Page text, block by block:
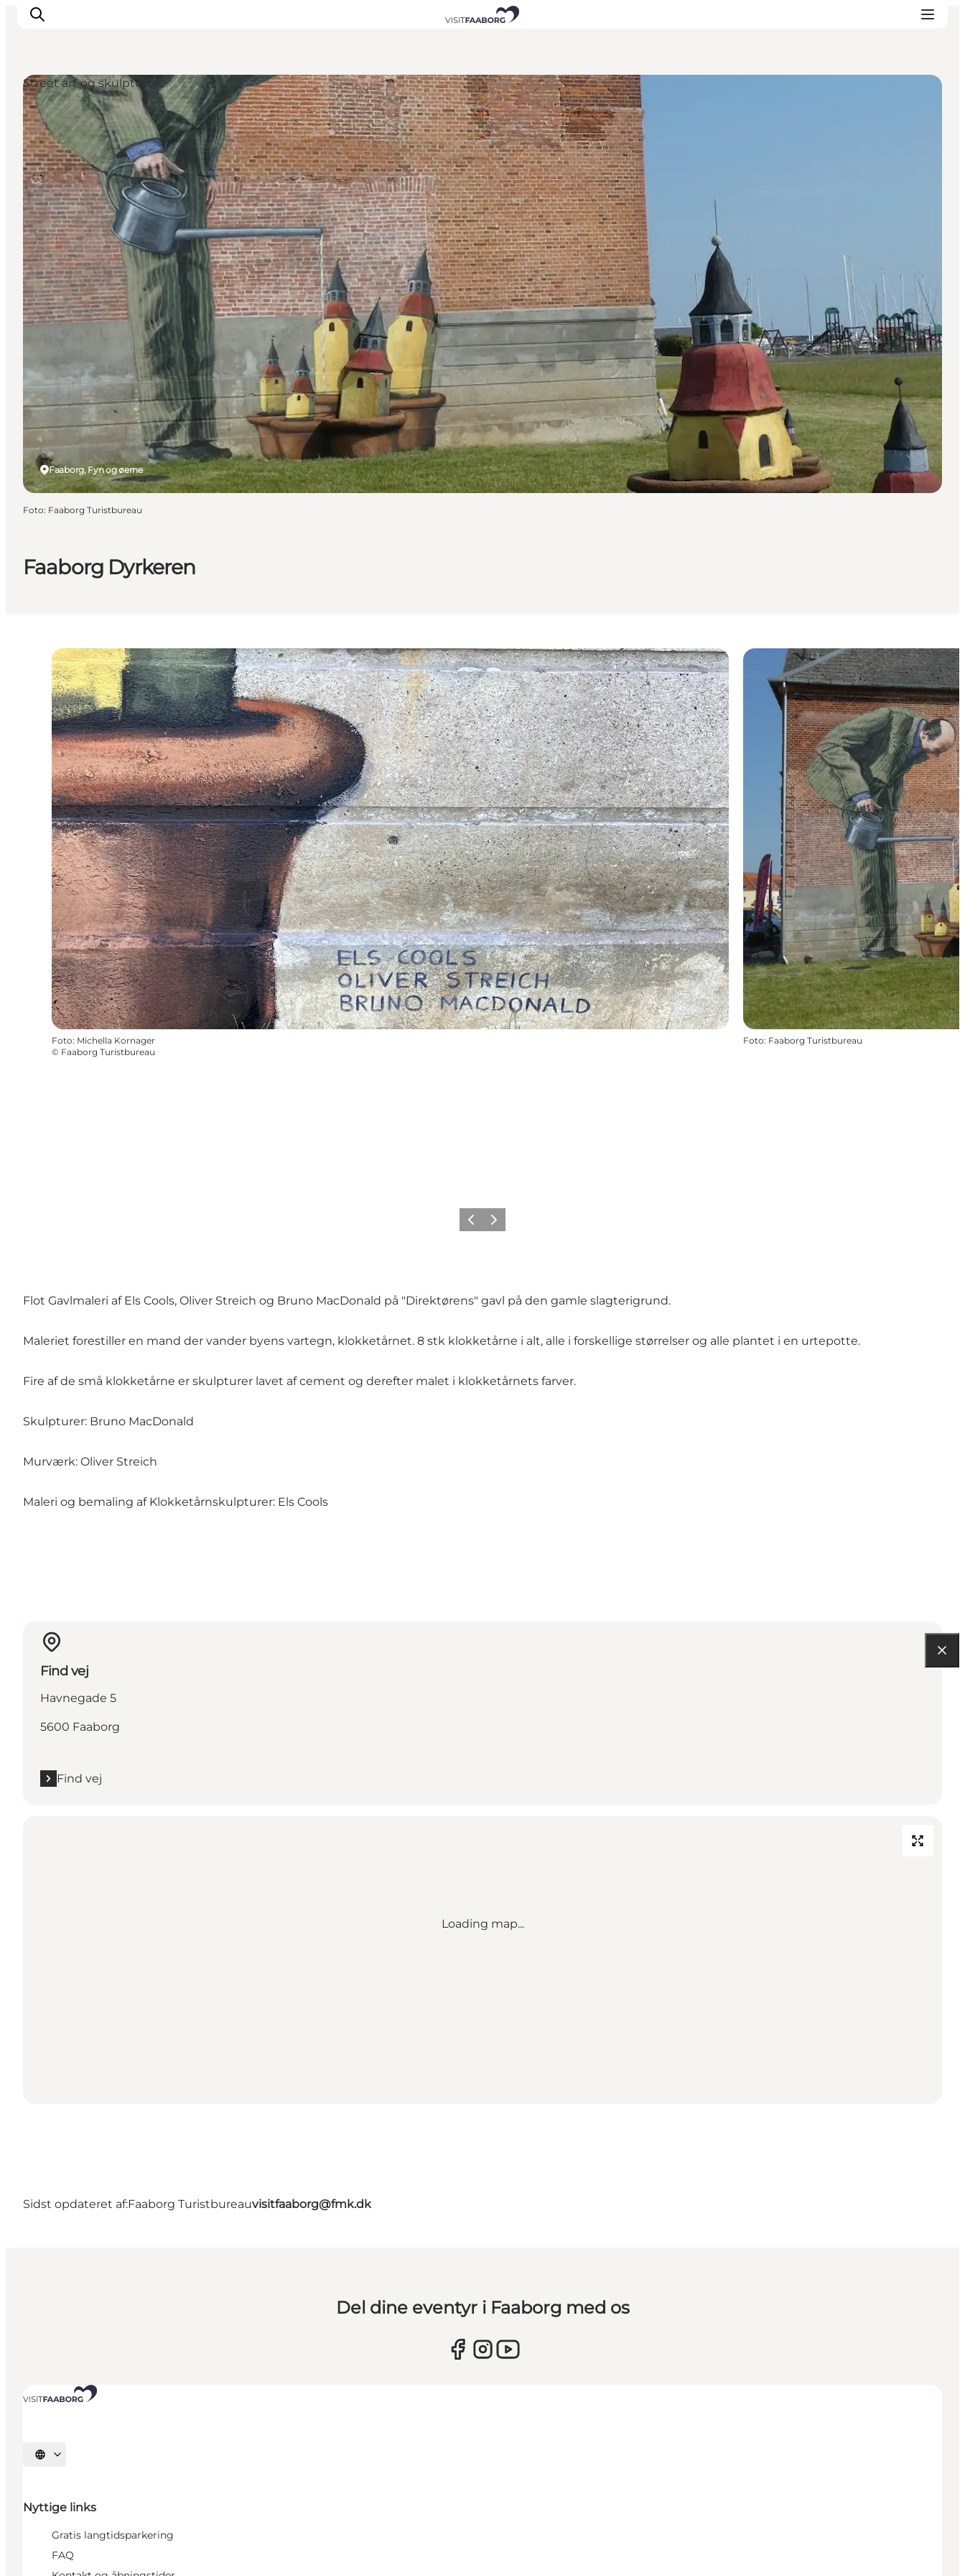
Overnatning
Spisesteder
Oplevelser
Øhop
Outdoor
Det sker
Faaborg Dyrkeren
Faaborg, Fyn og øerne
Street art og skulpturer
Foto: Faaborg Turistbureau
Foto: Michella Kornager
© Faaborg Turistbureau
Foto: Faaborg Turistbureau
Forrige billede
Næste billede
Flot Gavlmaleri af Els Cools, Oliver Streich og Bruno MacDonald på "Direktørens" gavl på den gamle slagterigrund.
Maleriet forestiller en mand der vander byens vartegn, klokketårnet. 8 stk klokketårne i alt, alle i forskellige størrelser og alle plantet i en urtepotte.
Fire af de små klokketårne er skulpturer lavet af cement og derefter malet i klokketårnets farver.
Skulpturer: Bruno MacDonald
Murværk: Oliver Streich
Maleri og bemaling af Klokketårnskulpturer: Els Cools
Find vej
Havnegade 5
5600 Faaborg
Find vej
Loading map...
Sidst opdateret af:Faaborg Turistbureauvisitfaaborg@fmk.dk
Del dine eventyr i Faaborg med os
Vælg sprog
Nyttige links
Gratis langtidsparkering
FAQ